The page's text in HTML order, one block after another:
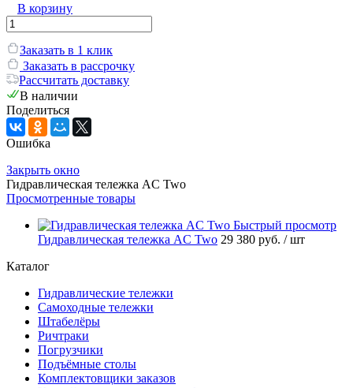
В корзину
Заказать в 1 клик
Заказать в рассрочку
Рассчитать доставку
В наличии
Поделиться
Ошибка
Закрыть окно
Гидравлическая тележка AC Two
Просмотренные товары
Быстрый просмотр
Гидравлическая тележка AC Two 29 380 руб. / шт
Каталог
Гидравлические тележки
Самоходные тележки
Штабелёры
Ричтраки
Погрузчики
Подъёмные столы
Комплектовщики заказов